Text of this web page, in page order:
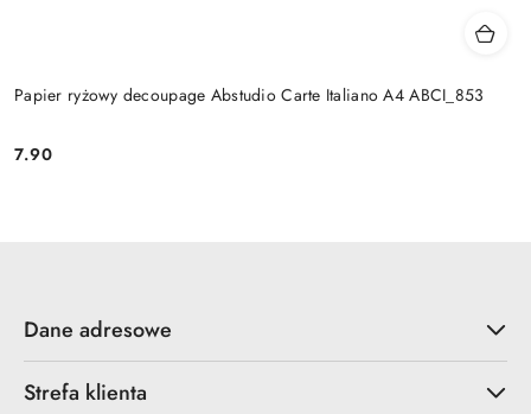
Papier ryżowy decoupage Abstudio Carte Italiano A4 ABCI_853
Cena:
7.90
Dane adresowe
Strefa klienta